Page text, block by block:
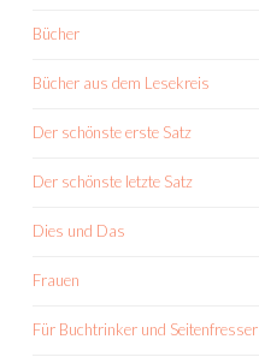
Bücher
Bücher aus dem Lesekreis
Der schönste erste Satz
Der schönste letzte Satz
Dies und Das
Frauen
Für Buchtrinker und Seitenfresser